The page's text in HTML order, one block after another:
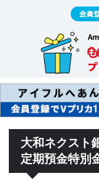
大和ネクスト
定期預金特別